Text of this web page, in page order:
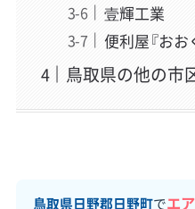
壹輝工業
便利屋『おお
鳥取県の他の市
鳥取県日野郡日野町でエ